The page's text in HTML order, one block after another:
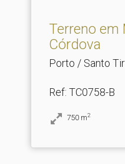
Terreno em
Córdova
Porto / Santo
Ref: TC0758-B
750 m2